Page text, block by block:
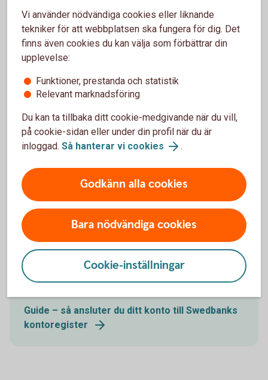
En budget ger koll
Skriv upp hur mycket du får in, inkomsterna, och
jämför med dina tänkta utgifter kommande månad,
Ta hjälp av vårt budgetverktyg
Anmäl konto till vårt
kontoregister
Många arbetsgivare, myndigheter och kommuner
använder Swedbanks utbetalningssystem för att
betala ut pengar till dig. Det kan vara till exempel lön,
bidrag eller studiemedel från CSN. Se till att anmäla
ditt konto så att du får dina utbetalningar.
Guide – så ansluter du ditt konto till Swedbanks
kontoregister
Vi använder nödvändiga cookies eller liknande
tekniker för att webbplatsen ska fungera för dig. Det
finns även cookies du kan välja som förbättrar din
upplevelse:
Funktioner, prestanda och statistik
Relevant marknadsföring
Du kan ta tillbaka ditt cookie-medgivande när du vill,
på cookie-sidan eller under din profil när du är
inloggad. Så hanterar vi cookies .
Godkänn alla cookies
Bara nödvändiga cookies
Cookie-inställningar